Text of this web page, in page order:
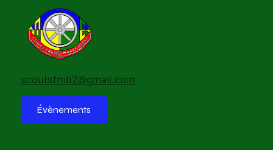
scoutsfmb2@gmail.com
Évènements